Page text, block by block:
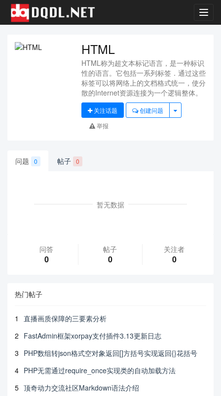
HTML
HTML称为超文本标记语言，是一种标识
性的语言。它包括一系列标签．通过这些
标签可以将网络上的文档格式统一，使分
散的Internet资源连接为一个逻辑整体。
关注话题
创建问题
举报
问题 0 帖子 0
暂无数据
问答
0
帖子
0
关注者
0
热门帖子
1
直播画质保障的三要素分析
2 FastAdmin框架xorpay支付插件3.13更新日志
3 PHP数组转json格式空对象返回[]方括号实现返回{}花括号
4 PHP无需通过require_once实现类的自动加载方法
5 顶奇动力交流社区Markdown语法介绍